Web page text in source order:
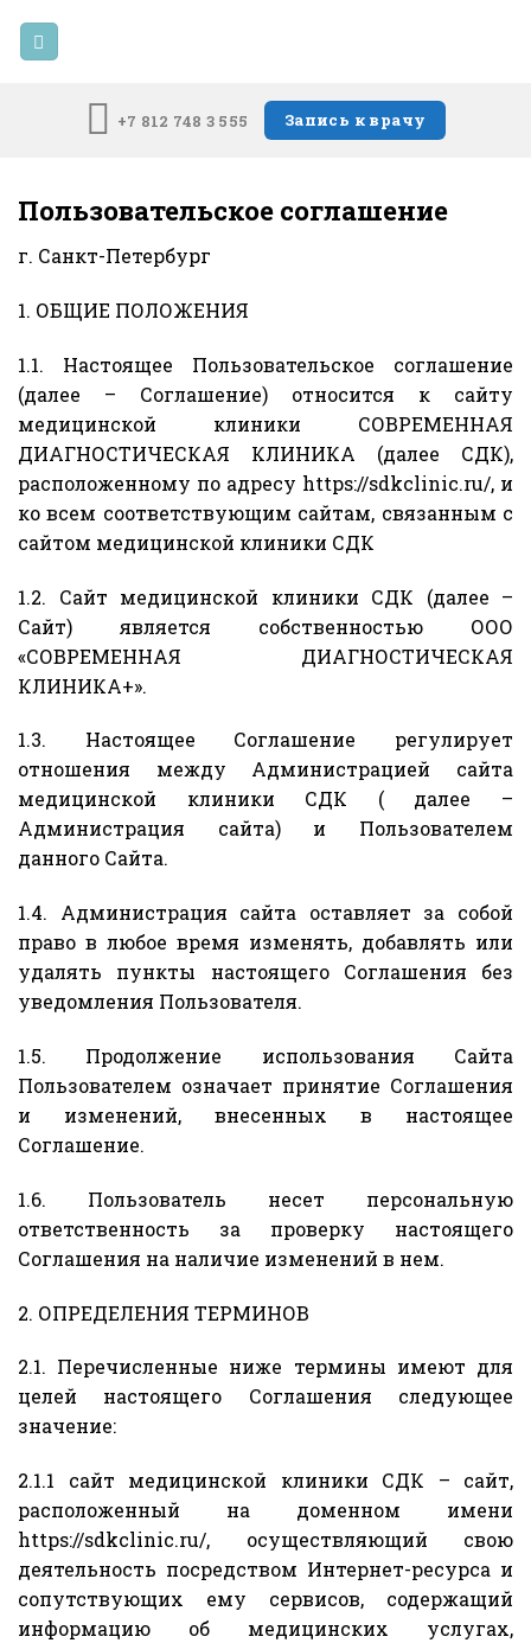
+7 812 748 3 555 Запись к врачу
Пользовательское соглашение
г. Санкт-Петербург
1. ОБЩИЕ ПОЛОЖЕНИЯ
1.1. Настоящее Пользовательское соглашение
(далее – Соглашение) относится к сайту
медицинской клиники СОВРЕМЕННАЯ
ДИАГНОСТИЧЕСКАЯ КЛИНИКА (далее СДК),
расположенному по адресу https://sdkclinic.ru/, и
ко всем соответствующим сайтам, связанным с
сайтом медицинской клиники СДК
1.2. Сайт медицинской клиники СДК (далее –
Сайт) является собственностью ООО
«СОВРЕМЕННАЯ ДИАГНОСТИЧЕСКАЯ
КЛИНИКА+».
1.3. Настоящее Соглашение регулирует
отношения между Администрацией сайта
медицинской клиники СДК ( далее –
Администрация сайта) и Пользователем
данного Сайта.
1.4. Администрация сайта оставляет за собой
право в любое время изменять, добавлять или
удалять пункты настоящего Соглашения без
уведомления Пользователя.
1.5. Продолжение использования Сайта
Пользователем означает принятие Соглашения
и изменений, внесенных в настоящее
Соглашение.
1.6. Пользователь несет персональную
ответственность за проверку настоящего
Соглашения на наличие изменений в нем.
2. ОПРЕДЕЛЕНИЯ ТЕРМИНОВ
2.1. Перечисленные ниже термины имеют для
целей настоящего Соглашения следующее
значение:
2.1.1 сайт медицинской клиники СДК – сайт,
расположенный на доменном имени
https://sdkclinic.ru/, осуществляющий свою
деятельность посредством Интернет-ресурса и
сопутствующих ему сервисов, содержащий
информацию об медицинских услугах,